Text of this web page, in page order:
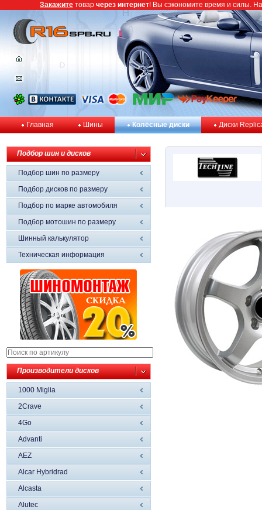
Главная Шины Колёсные диски Диски
Подбор шин и дисков
Подбор шин по размеру
Подбор дисков по размеру
Подбор по марке автомобиля
Подбор мотошин по размеру
Шинный калькулятор
Техническая информация
Производители дисков
1000 Miglia
2Crave
4Go
Advanti
AEZ
Alcar Hybridrad
Alcasta
Alutec
Закажите товар через интернет! Вы сэкономите время и силы.